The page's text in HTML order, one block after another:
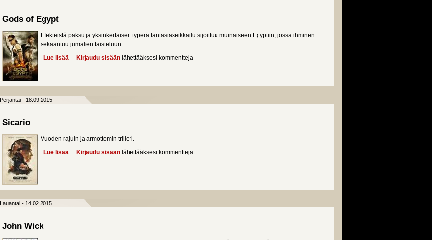
Gods of Egypt
Efekteistä paksu ja yksinkertaisen typerä fantasiaseikkailu sijoittuu muinaiseen Egyptiin, jossa ihminen
sekaantuu jumalien taisteluun.
Lue lisää about Gods of Egypt
Kirjaudu sisään lähettääksesi kommentteja
Perjantai - 18.09.2015
Sicario
Vuoden rajuin ja armottomin trilleri.
Lue lisää about Sicario
Kirjaudu sisään lähettääksesi kommentteja
Lauantai - 14.02.2015
John Wick